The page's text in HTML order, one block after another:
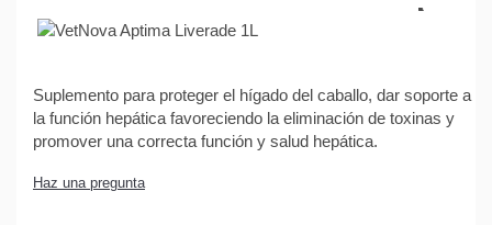
Suplemento para proteger el hígado del caballo, dar soporte a
la función hepática favoreciendo la eliminación de toxinas y
promover una correcta función y salud hepática.
Haz una pregunta